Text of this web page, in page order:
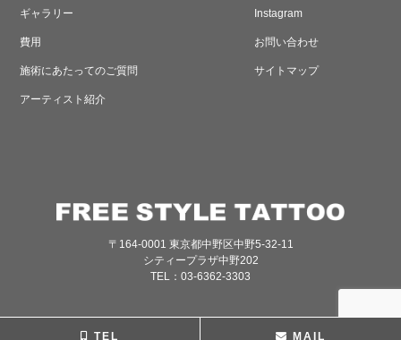
ギャラリー Instagram
費用 お問い合わせ
施術にあたってのご質問 サイトマップ
アーティスト紹介
〒164-0001 東京都中野区中野5-32-11
シティープラザ中野202
TEL：03-6362-3303
TEL MAIL